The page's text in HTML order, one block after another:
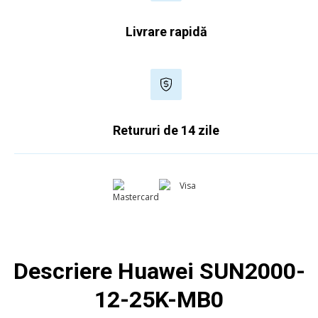
Livrare rapidă
Retururi de 14 zile
Descriere Huawei SUN2000-
12-25K-MB0